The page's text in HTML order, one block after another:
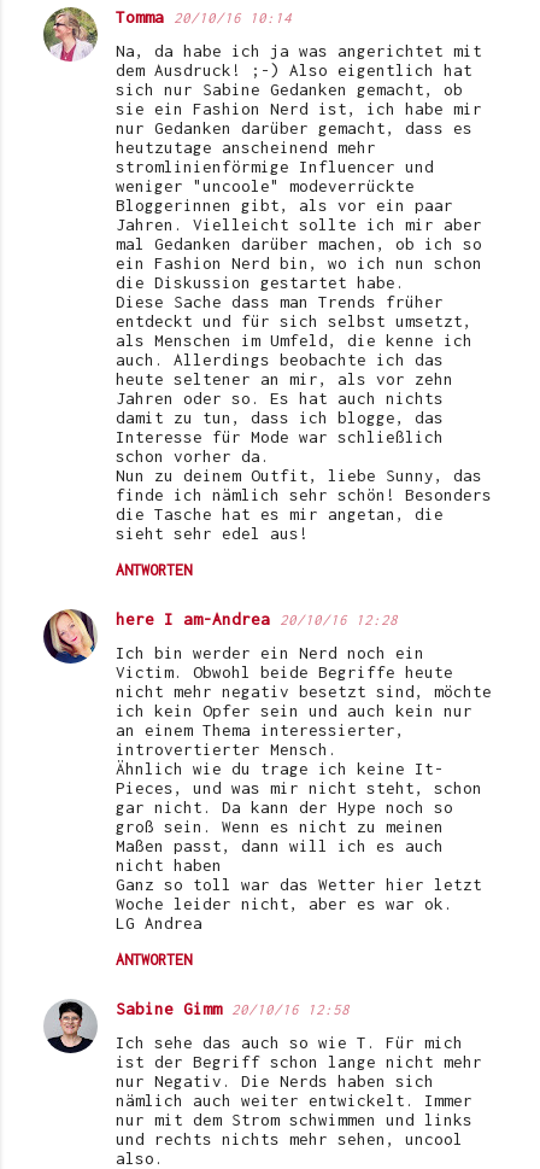
Tomma 20/10/16 10:14
Na, da habe ich ja was angerichtet mit
dem Ausdruck! ;-) Also eigentlich hat
sich nur Sabine Gedanken gemacht, ob
sie ein Fashion Nerd ist, ich habe mir
nur Gedanken darüber gemacht, dass es
heutzutage anscheinend mehr
stromlinienförmige Influencer und
weniger "uncoole" modeverrückte
Bloggerinnen gibt, als vor ein paar
Jahren. Vielleicht sollte ich mir aber
mal Gedanken darüber machen, ob ich so
ein Fashion Nerd bin, wo ich nun schon
die Diskussion gestartet habe.
Diese Sache dass man Trends früher
entdeckt und für sich selbst umsetzt,
als Menschen im Umfeld, die kenne ich
auch. Allerdings beobachte ich das
heute seltener an mir, als vor zehn
Jahren oder so. Es hat auch nichts
damit zu tun, dass ich blogge, das
Interesse für Mode war schließlich
schon vorher da.
Nun zu deinem Outfit, liebe Sunny, das
finde ich nämlich sehr schön! Besonders
die Tasche hat es mir angetan, die
sieht sehr edel aus!
ANTWORTEN
here I am-Andrea 20/10/16 12:28
Ich bin werder ein Nerd noch ein
Victim. Obwohl beide Begriffe heute
nicht mehr negativ besetzt sind, möchte
ich kein Opfer sein und auch kein nur
an einem Thema interessierter,
introvertierter Mensch.
Ähnlich wie du trage ich keine It-
Pieces, und was mir nicht steht, schon
gar nicht. Da kann der Hype noch so
groß sein. Wenn es nicht zu meinen
Maßen passt, dann will ich es auch
nicht haben
Ganz so toll war das Wetter hier letzt
Woche leider nicht, aber es war ok.
LG Andrea
ANTWORTEN
Sabine Gimm 20/10/16 12:58
Ich sehe das auch so wie T. Für mich
ist der Begriff schon lange nicht mehr
nur Negativ. Die Nerds haben sich
nämlich auch weiter entwickelt. Immer
nur mit dem Strom schwimmen und links
und rechts nichts mehr sehen, uncool
also.